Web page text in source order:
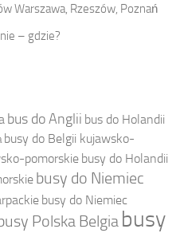
Warszawa, Rzeszów, Poznań
– gdzie?
bus do Anglii bus do Holandii
busy do Belgii kujawsko-
pomorskie busy do Holandii
busy do Niemiec
busy do Niemiec
Polska Belgia busy